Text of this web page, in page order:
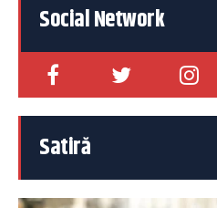
Social Network
Satiră